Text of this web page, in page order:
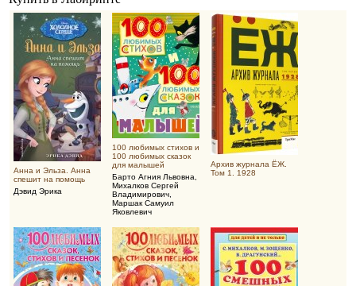
Анна и Эльза. Анна
спешит на помощь
Дэвид Эрика
100 любимых стихов и
100 любимых сказок
для малышей
Барто Агния Львовна
Михалков Сергей
Владимирович
Маршак Самуил
Яковлевич
Архив журнала ЁЖ.
Том 1. 1928